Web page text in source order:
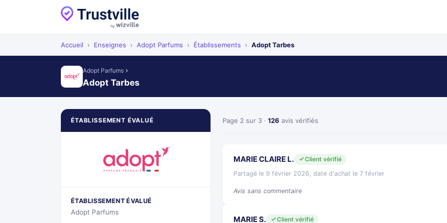
Accueil › Enseignes › Adopt Parfums › Établissements › Adopt Tarbes
Adopt Parfums
Adopt Tarbes
ÉTABLISSEMENT ÉVALUÉ
ÉTABLISSEMENT ÉVALUÉ
Adopt Parfums
Page 2 sur 3 · 126 avis vérifiés
MARIE CLAIRE L.
Client vérifié
Partagé le 9 février 2026, date d'achat le 7 février
Avis sans commentaire
MARIE S. Client vérifié